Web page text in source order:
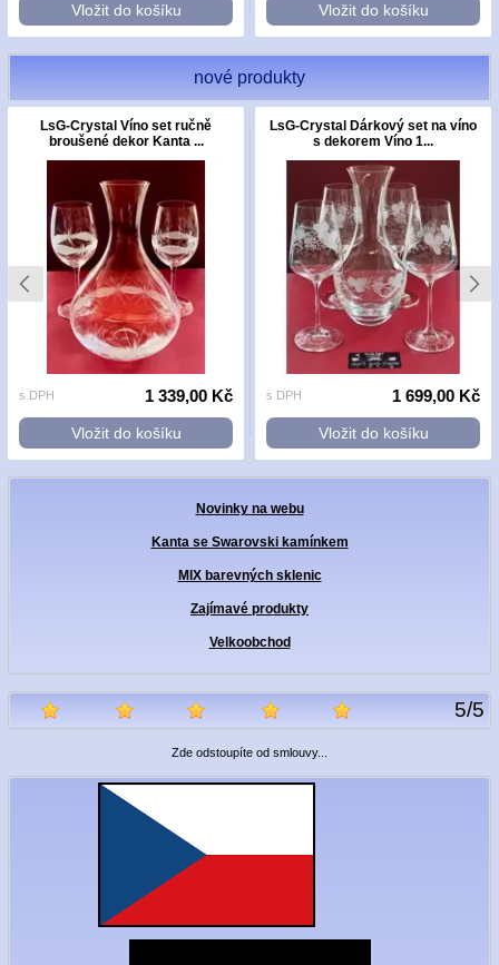
Novinky na webu
Kanta se Swarovski kamínkem
MIX barevných sklenic
Zajímavé produkty
Velkoobchod
5/5
Zde odstoupíte od smlouvy...
Vložit do košíku Vložit do košíku
nové produkty
LsG-Crystal Víno set ručně
broušené dekor Kanta ...
s DPH 1 339,00 Kč
Vložit do košíku
LsG-Crystal Dárkový set na víno
s dekorem Víno 1...
s DPH 1 699,00 Kč
Vložit do košíku